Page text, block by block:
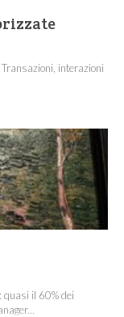
interazioni
quasi il 60% dei